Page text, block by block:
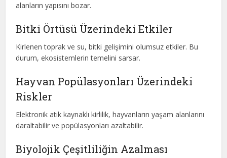
alanların yapısını bozar.
Bitki Örtüsü Üzerindeki Etkiler
Kirlenen toprak ve su, bitki gelişimini olumsuz etkiler. Bu
durum, ekosistemlerin temelini sarsar.
Hayvan Popülasyonları Üzerindeki
Riskler
Elektronik atık kaynaklı kirlilik, hayvanların yaşam alanlarını
daraltabilir ve popülasyonları azaltabilir.
Biyolojik Çeşitliliğin Azalması